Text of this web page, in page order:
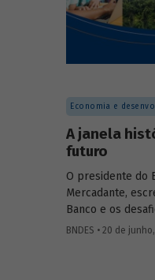
Economia e
A janela
futuro
O presidente do
Mercadante,
Banco e os
para os próximos
BNDES • 20 de